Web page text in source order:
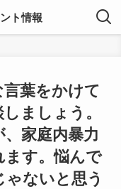
ト情報
葉をかけて
ましょう。
家庭内暴力
ます。悩んで
ないと思う